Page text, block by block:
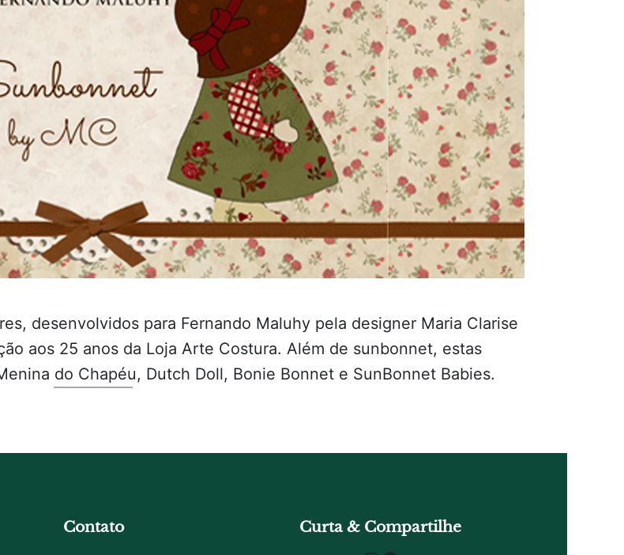
desenvolvidos para Fernando Maluhy pela designer Maria Clarise
aos 25 anos da Loja Arte Costura. Além de sunbonnet, estas
do Chapéu, Dutch Doll, Bonie Bonnet e SunBonnet Babies.
Contato Curta & Compartilhe